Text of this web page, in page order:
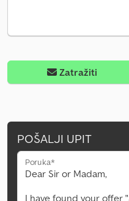
Zatražiti
POŠALJI UPIT
Poruka*